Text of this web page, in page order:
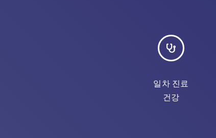
일차 진료
건강